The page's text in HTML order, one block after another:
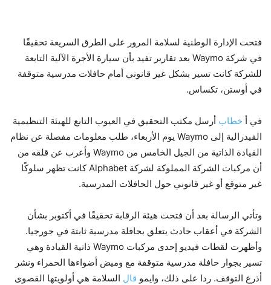
فتحت الإدارة الوطنية لسلامة المرور على الطرق السريعة تحقيقًا
في شركة Waymo بعد تقارير تفيد بأن سيارة الأجرة الآلية التابعة
للشركة كانت تسير بشكل غير قانوني أمام حافلات مدرسية متوقفة
في أوستن، تكساس.
في أ خطاب أرسل مكتب التحقيق في العيوب التابع للهيئة التنظيمية
الفيدرالية إلى Waymo يوم الأربعاء، طلب معلومات مفصلة عن نظام
القيادة الذاتية من الجيل الخامس من Waymo وأعرب عن قلقه من
أن مركبات الشركة المملوكة لشركة Alphabet كانت تظهر سلوكًا
غير متوقع أو غير قانوني حول الحافلات المدرسية.
وتأتي الرسالة بعد أن فتحت هيئة الرقابة تحقيقًا في أكتوبر بشأن
الشركة في أعقاب حادث يتعلق بحافلة مدرسية ثابتة في جورجيا.
وأظهرت لقطات فيديو إحدى مركبات Waymo ذاتية القيادة وهي
تسير بجوار حافلة مدرسية متوقفة مع وميض أضواءها الحمراء ونشر
أذرع التوقف. ردا على ذلك، وايمو قال السلامة هي أولويتها القصوى